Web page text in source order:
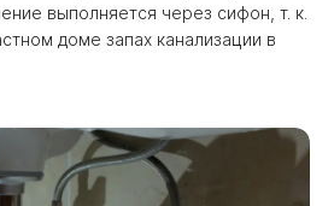
выполняется через сифон, т. к.
доме запах канализации в